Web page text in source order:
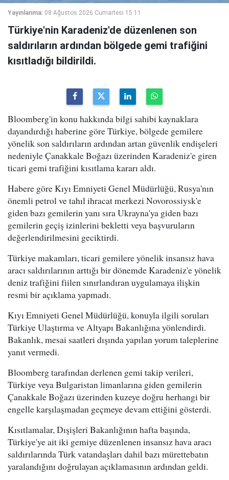
Yayınlanma: 08 Ağustos 2026 Cumartesi 15:11
Türkiye'nin Karadeniz'de düzenlenen son
saldırıların ardından bölgede gemi trafiğini
kısıtladığı bildirildi.
Bloomberg'in konu hakkında bilgi sahibi kaynaklara
dayandırdığı haberine göre Türkiye, bölgede gemilere
yönelik son saldırıların ardından artan güvenlik endişeleri
nedeniyle Çanakkale Boğazı üzerinden Karadeniz'e giren
ticari gemi trafiğini kısıtlama kararı aldı.
Habere göre Kıyı Emniyeti Genel Müdürlüğü, Rusya'nın
önemli petrol ve tahıl ihracat merkezi Novorossiysk'e
giden bazı gemilerin yanı sıra Ukrayna'ya giden bazı
gemilerin geçiş izinlerini bekletti veya başvuruların
değerlendirilmesini geciktirdi.
Türkiye makamları, ticari gemilere yönelik insansız hava
aracı saldırılarının arttığı bir dönemde Karadeniz'e yönelik
deniz trafiğini fiilen sınırlandıran uygulamaya ilişkin
resmi bir açıklama yapmadı.
Kıyı Emniyeti Genel Müdürlüğü, konuyla ilgili soruları
Türkiye Ulaştırma ve Altyapı Bakanlığına yönlendirdi.
Bakanlık, mesai saatleri dışında yapılan yorum taleplerine
yanıt vermedi.
Bloomberg tarafından derlenen gemi takip verileri,
Türkiye veya Bulgaristan limanlarına giden gemilerin
Çanakkale Boğazı üzerinden kuzeye doğru herhangi bir
engelle karşılaşmadan geçmeye devam ettiğini gösterdi.
Kısıtlamalar, Dışişleri Bakanlığının hafta başında,
Türkiye'ye ait iki gemiye düzenlenen insansız hava aracı
saldırılarında Türk vatandaşları dahil bazı mürettebatın
yaralandığını doğrulayan açıklamasının ardından geldi.